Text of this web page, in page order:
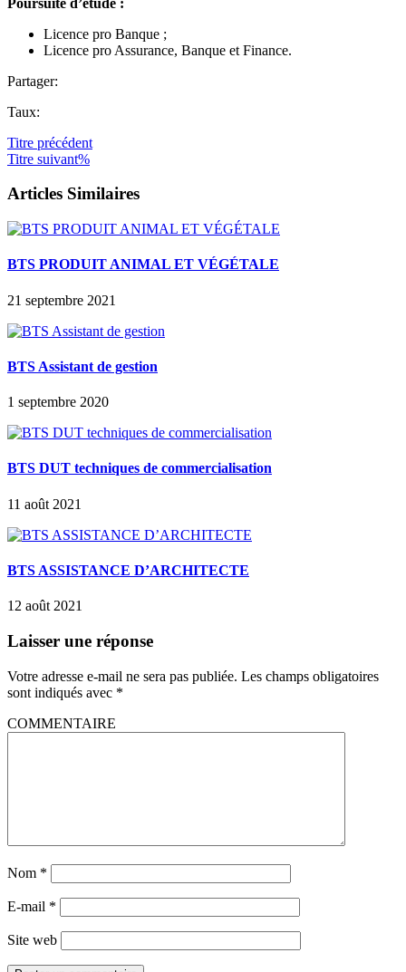
Licence pro Banque ;
Licence pro Assurance, Banque et Finance.
Partager:
Taux:
Titre précédent
Titre suivant%
Articles Similaires
BTS PRODUIT ANIMAL ET VÉGÉTALE
21 septembre 2021
BTS Assistant de gestion
1 septembre 2020
BTS DUT techniques de commercialisation
11 août 2021
BTS ASSISTANCE D’ARCHITECTE
12 août 2021
Laisser une réponse
Votre adresse e-mail ne sera pas publiée. Les champs obligatoires
sont indiqués avec *
COMMENTAIRE
Nom *
E-mail *
Site web